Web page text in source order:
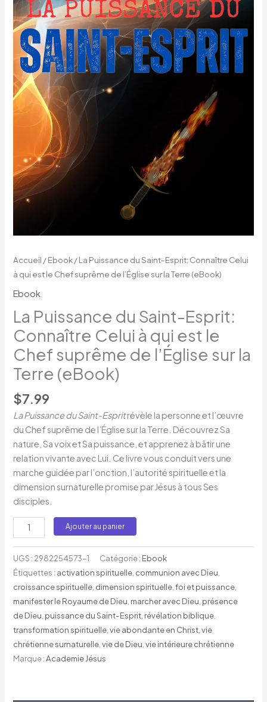
Accueil /Ebook/ La Puissance du Saint-Esprit: Connaître Celui
à qui est le Chef suprême de l’Église sur la Terre (eBook)
Ebook
La Puissance du Saint-Esprit:
Connaître Celui à qui est le
Chef suprême de l’Église sur la
Terre (eBook)
$7.99
La Puissance du Saint-Espritrévèle la personne et l’œuvre
du Chef suprême de l’Église sur la Terre. Découvrez Sa
nature, Sa voix et Sa puissance, et apprenez à bâtir une
relation vivante avec Lui. Ce livre vous conduit vers une
marche guidée par l’onction, l’autorité spirituelle et la
dimension surnaturelle promise par Jésus à tous Ses
disciples.
est
le
Chef
suprême
de
l’Église
sur
la
Ajouter au panier
UGS : 2982254573-1 Catégorie : Ebook
Étiquettes : activation spirituelle communion avec Dieu
croissance spirituelle dimension spirituelle ,foi et puissance
manifester le Royaume de Dieu marcher avec Dieu présence
de Dieu puissance du Saint-Esprit révélation biblique
transformation spirituelle ,vie abondante en Christ ,vie
chrétienne surnaturelle ,vie de Dieu ,vie intérieure chrétienne
Marque :Academie Jésus